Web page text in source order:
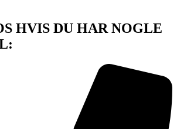
HVIS DU HAR NOGLE